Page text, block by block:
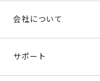
お支払い方法、配送に
返品について
会社について
サポート